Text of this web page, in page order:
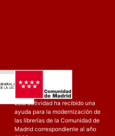
Esta actividad ha recibido una
ayuda para la modernización de
las librerías de la Comunidad de
Madrid correspondiente al año